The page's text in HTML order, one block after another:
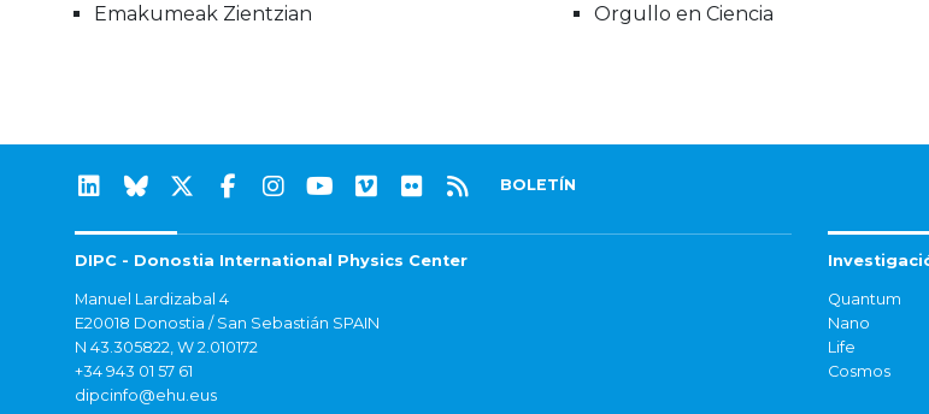
Emakumeak Zientzian
Orgullo en Ciencia
BOLETÍN
DIPC - Donostia International Physics Center
Manuel Lardizabal 4
E20018 Donostia / San Sebastián SPAIN
N 43.305822, W 2.010172
+34 943 01 57 61
dipcinfo@ehu.eus
Quantum
Nano
Life
Cosmos